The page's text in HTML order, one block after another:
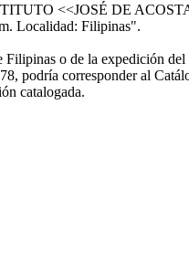
<<JOSÉ DE
Localidad: Filipinas".
o de la expedición
podría corresponder al
catalogada.